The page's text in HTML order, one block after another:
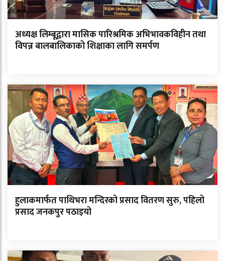
अध्यक्ष लिम्बूद्वारा मासिक पारिश्रमिक अभिभावकविहीन तथा
विपन्न बालबालिकाको शिक्षाका लागि समर्पण
हुलाकमार्फत पाथिभरा मन्दिरको प्रसाद वितरण सुरु, पहिलो
प्रसाद जनकपुर पठाइयो